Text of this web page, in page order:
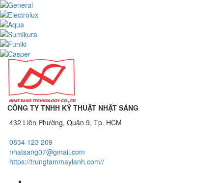
CÔNG TY TNHH KỸ THUẬT NHẬT SÁNG
432 Liên Phường, Quận 9, Tp. HCM
0834 123 209
nhatsang07@gmail.com
https://trungtammaylanh.com//